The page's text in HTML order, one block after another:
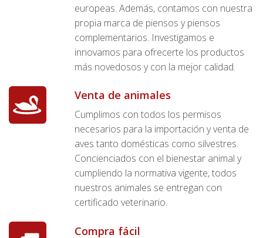
europeas. Además, contamos con nuestra
propia marca de piensos y piensos
complementarios. Investigamos e
innovamos para ofrecerte los productos
más novedosos y con la mejor calidad.
Venta de animales
Cumplimos con todos los permisos
necesarios para la importación y venta de
aves tanto domésticas como silvestres.
Concienciados con el bienestar animal y
cumpliendo la normativa vigente, todos
nuestros animales se entregan con
certificado veterinario.
Compra fácil